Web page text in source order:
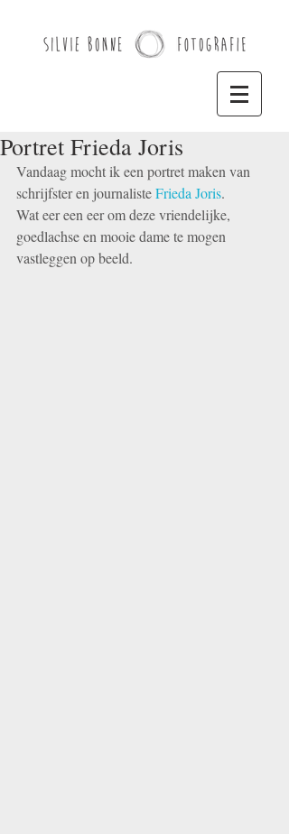
Portret Frieda Joris
Vandaag mocht ik een portret maken van
schrijfster en journaliste Frieda Joris.
Wat eer een eer om deze vriendelijke,
goedlachse en mooie dame te mogen
vastleggen op beeld.